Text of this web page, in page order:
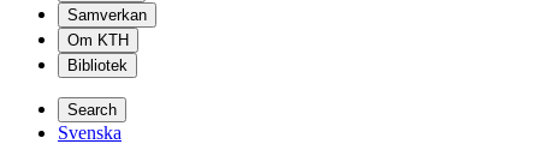
Samverkan
Om KTH
Bibliotek
Search
Svenska